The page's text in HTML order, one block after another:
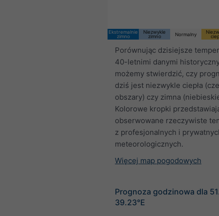
Ekstremalnie
zimno
Niezwykle
zimno
Normalny
Porównując dzisiejsze
40-letnimi danymi
możemy stwierdzić, czy
dziś jest niezwykle ciepła
obszary) czy zimna
Kolorowe kropki
obserwowane rzeczywiste
z profesjonalnych i
meteorologicznych.
Więcej map pogodowych
Prognoza godzinowa dla
39.23°E